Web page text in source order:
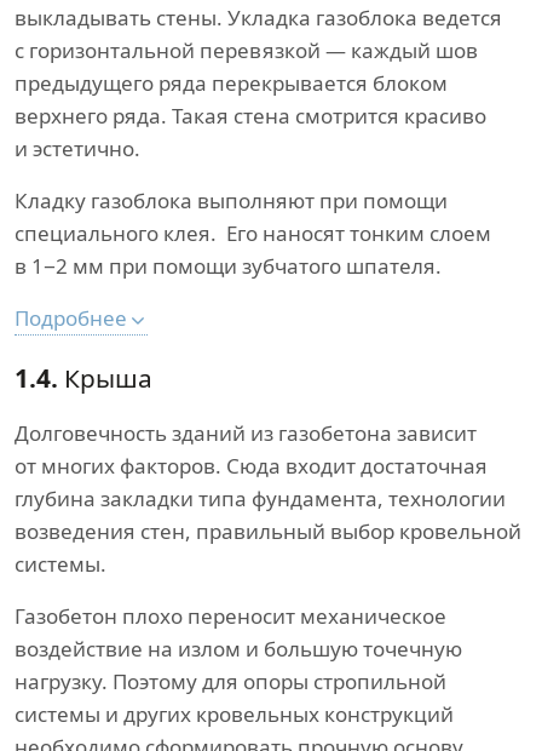
выкладывать стены. Укладка газоблока ведется
с горизонтальной перевязкой — каждый шов
предыдущего ряда перекрывается блоком
верхнего ряда. Такая стена смотрится красиво
и эстетично.
Кладку газоблока выполняют при помощи
специального клея. Его наносят тонким слоем
в 1−2 мм при помощи зубчатого шпателя.
Подробнее
1.4. Крыша
Долговечность зданий из газобетона зависит
от многих факторов. Сюда входит достаточная
глубина закладки типа фундамента, технологии
возведения стен, правильный выбор кровельной
системы.
Газобетон плохо переносит механическое
воздействие на излом и большую точечную
нагрузку. Поэтому для опоры стропильной
системы и других кровельных конструкций